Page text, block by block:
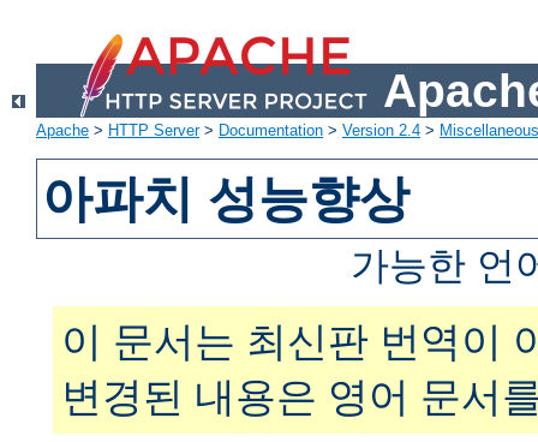
Apache > HTTP Server> Documentation > Version 2.4 >
아파치 성능향상
가능한 언
이 문서는 최신판 번역이
변경된 내용은 영어 문서